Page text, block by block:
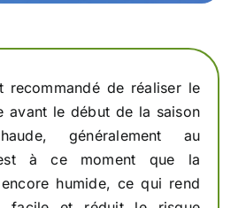
recommandé de réaliser le
avant le début de la saison
généralement au
à ce moment que la
humide, ce qui rend